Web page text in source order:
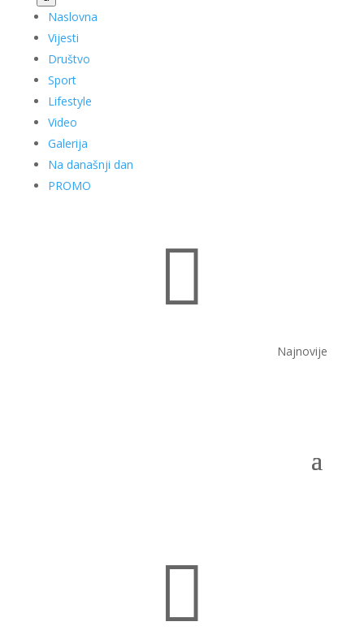
Naslovna
Vijesti
Društvo
Sport
Lifestyle
Video
Galerija
Na današnji dan
PROMO

Najnovije
